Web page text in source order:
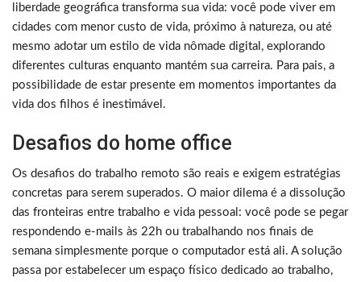
liberdade geográfica transforma sua vida: você pode viver em
cidades com menor custo de vida, próximo à natureza, ou até
mesmo adotar um estilo de vida nômade digital, explorando
diferentes culturas enquanto mantém sua carreira. Para pais, a
possibilidade de estar presente em momentos importantes da
vida dos filhos é inestimável.
Desafios do home office
Os desafios do trabalho remoto são reais e exigem estratégias
concretas para serem superados. O maior dilema é a dissolução
das fronteiras entre trabalho e vida pessoal: você pode se pegar
respondendo e-mails às 22h ou trabalhando nos finais de
semana simplesmente porque o computador está ali. A solução
passa por estabelecer um espaço físico dedicado ao trabalho,